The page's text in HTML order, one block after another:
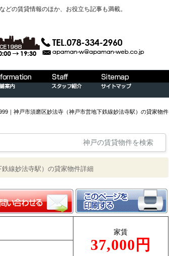
の賃貸情報のほか、お役立ち記事も満載。
｜神戸市須磨区妙法寺（神戸市営地下鉄線妙法寺駅）の貸家物件
神戸の賃貸物件を検索
線妙法寺駅）の貸家物件詳細
家賃
37,000円